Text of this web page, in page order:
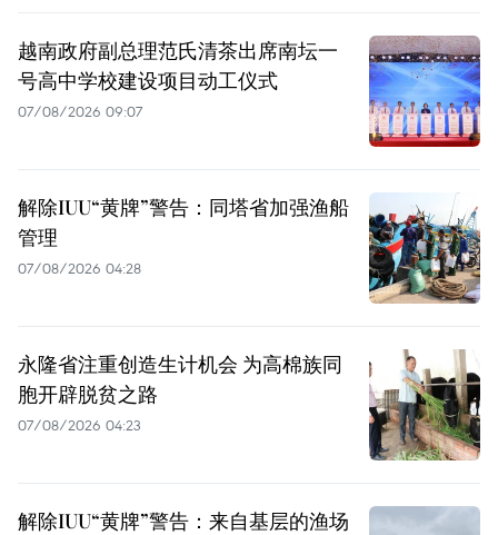
越南政府副总理范氏清茶出席南坛一
号高中学校建设项目动工仪式
07/08/2026 09:07
解除IUU“黄牌”警告：同塔省加强渔船
管理
07/08/2026 04:28
永隆省注重创造生计机会 为高棉族同
胞开辟脱贫之路
07/08/2026 04:23
解除IUU“黄牌”警告：来自基层的渔场